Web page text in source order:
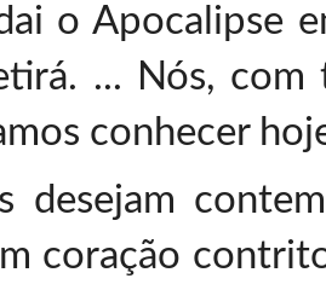
o Apocalipse
... Nós, com
conhecer
desejam
coração